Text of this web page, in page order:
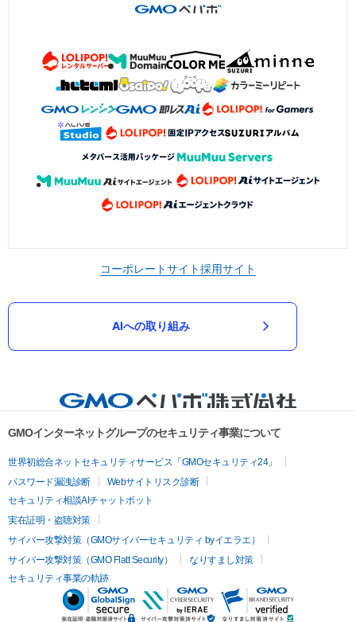
コーポレートサイト採用サイト
AIへの取り組み
GMOインターネットグループのセキュリティ事業について
世界初総合ネットセキュリティサービス「GMOセキュリティ24」
パスワード漏洩診断
Webサイトリスク診断
セキュリティ相談AIチャットボット
実在証明・盗聴対策
サイバー攻撃対策（GMOサイバーセキュリティ byイエラエ）
サイバー攻撃対策（GMO Flatt Security）
なりすまし対策
セキュリティ事業の軌跡